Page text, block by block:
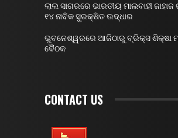
ଲାଲ ସାଗରରେ ଭାରତୀୟ ମାଲବାହୀ
୧୪ ନାବିକ ସୁରକ୍ଷିତ ଉଦ୍ଧାର
ଭୁବନେଶ୍ୱରରେ ଆଜିଠାରୁ ବ୍ରିକ୍ସ ଶିକ୍ଷା
ବୈଠକ
CONTACT US